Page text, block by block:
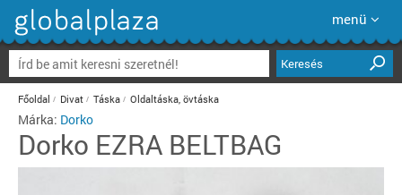
menü
Keresés
Főoldal Divat Táska Oldaltáska, övtáska
Márka: Dorko
Dorko EZRA BELTBAG